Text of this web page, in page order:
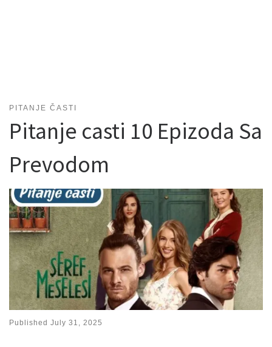
PITANJE ČASTI
Pitanje casti 10 Epizoda Sa
Prevodom
Published July 31, 2025